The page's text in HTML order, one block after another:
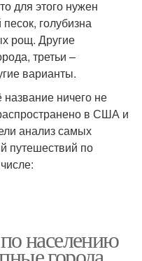
для этого нужен
голубизна
рощ. Другие
третьи –
варианты.
ничего не
в США и
анализ самых
путешествий по
населению